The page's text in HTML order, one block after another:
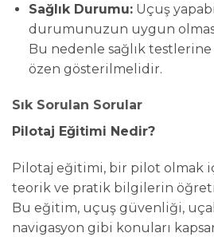
Sağlık Durumu:Uçuş
durumunuzun uygun
Bu nedenle sağlık testlerine
özen gösterilmelidir.
Sık Sorulan Sorular
Pilotaj Eğitimi Nedir?
Pilotaj eğitimi, bir pilot olmak
teorik ve pratik bilgilerin
Bu eğitim, uçuş güvenliği,
navigasyon gibi konuları